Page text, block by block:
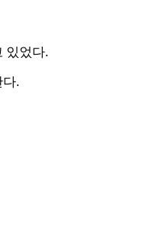
있었다.
다.